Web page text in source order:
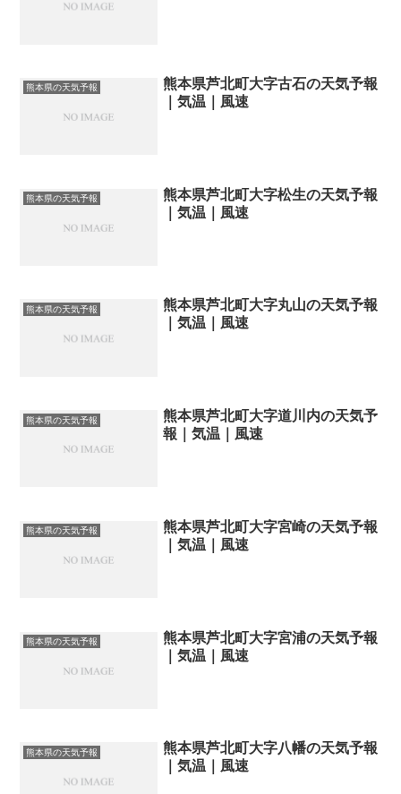
熊本県の天気予報
熊本県芦北町大字古石の天気予報
｜気温｜風速
熊本県の天気予報
熊本県芦北町大字松生の天気予報
｜気温｜風速
熊本県の天気予報
熊本県芦北町大字丸山の天気予報
｜気温｜風速
熊本県の天気予報
熊本県芦北町大字道川内の天気予
報｜気温｜風速
熊本県の天気予報
熊本県芦北町大字宮崎の天気予報
｜気温｜風速
熊本県の天気予報
熊本県芦北町大字宮浦の天気予報
｜気温｜風速
熊本県の天気予報
熊本県芦北町大字八幡の天気予報
｜気温｜風速